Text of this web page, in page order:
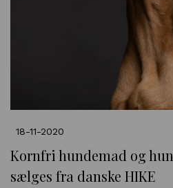
18-11-2020
Kornfri hundemad og
sælges fra danske HIKE